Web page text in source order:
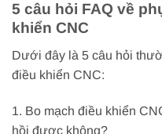
5 câu hỏi FAQ về
khiển CNC
Dưới đây là 5 câu hỏi
điều khiển CNC:
1. Bo mạch điều khiển
hồi được không?